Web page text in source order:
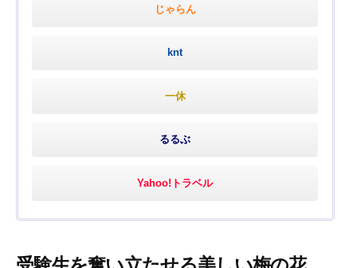
じゃらん
knt
一休
るるぶ
Yahoo!トラベル